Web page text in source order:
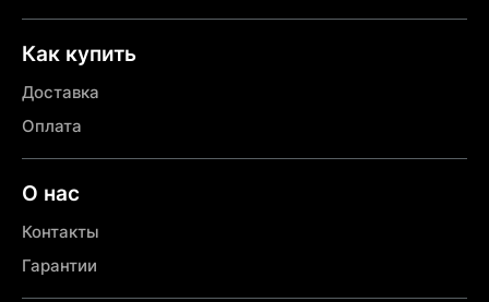
Как купить
Доставка
Оплата
О нас
Контакты
Гарантии